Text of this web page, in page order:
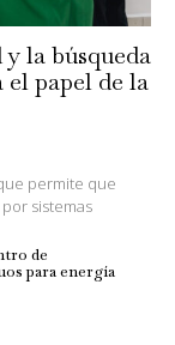
la búsqueda
papel de la
permite que
sistemas
de
para energía